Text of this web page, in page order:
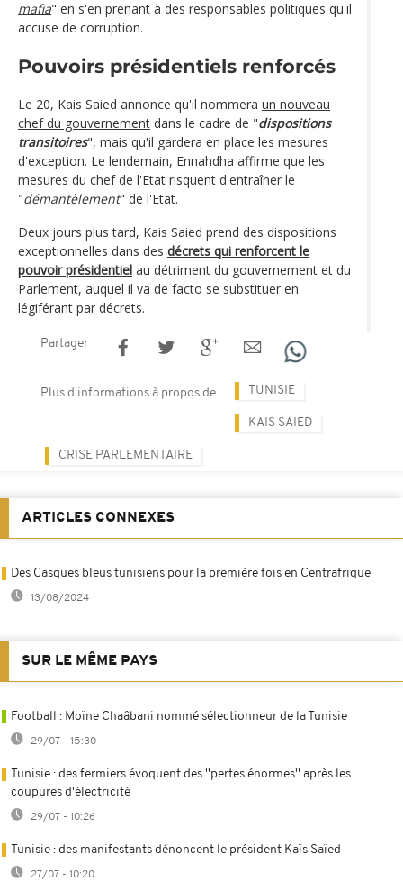
mafia" en s'en prenant à des responsables politiques qu'il
accuse de corruption.
Pouvoirs présidentiels renforcés
Le 20, Kais Saied annonce qu'il nommera un nouveau
chef du gouvernement dans le cadre de "dispositions
transitoires", mais qu'il gardera en place les mesures
d'exception. Le lendemain, Ennahdha affirme que les
mesures du chef de l'Etat risquent d'entraîner le
"démantèlement" de l'Etat.
Deux jours plus tard, Kais Saied prend des dispositions
exceptionnelles dans des décrets qui renforcent le
pouvoir présidentiel au détriment du gouvernement et du
Parlement, auquel il va de facto se substituer en
légiférant par décrets.
Partager
Plus d'informations à propos de TUNISIE
KAIS SAIED
CRISE PARLEMENTAIRE
ARTICLES CONNEXES
Des Casques bleus tunisiens pour la première fois en Centrafrique
13/08/2024
SUR LE MÊME PAYS
Football : Moïne Chaâbani nommé sélectionneur de la Tunisie
29/07 - 15:30
Tunisie : des fermiers évoquent des ''pertes énormes'' après les
coupures d'électricité
29/07 - 10:26
Tunisie : des manifestants dénoncent le président Kaïs Saïed
27/07 - 10:20